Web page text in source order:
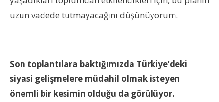
uzun vadede tutmayacağını düşünüyorum.
Son toplantılara baktığımızda Türkiye’deki
siyasi gelişmelere müdahil olmak isteyen
önemli bir kesimin olduğu da görülüyor.